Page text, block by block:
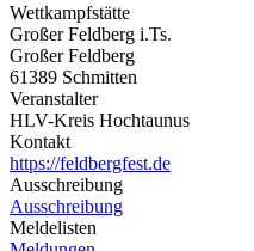
Wettkampfstätte
Großer Feldberg i.Ts.
Großer Feldberg
61389 Schmitten
Veranstalter
HLV-Kreis Hochtaunus
Kontakt
https://feldbergfest.de
Ausschreibung
Ausschreibung
Meldelisten